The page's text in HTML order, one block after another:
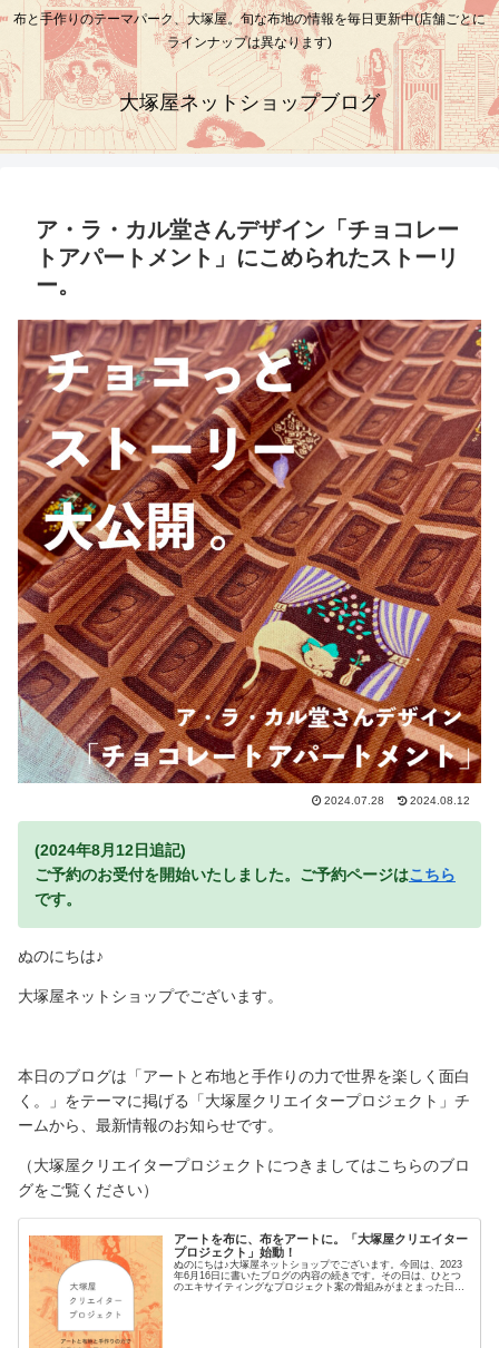
布と手作りのテーマパーク、大塚屋。旬な布地の情報を毎日更新中(店舗ごとに
ラインナップは異なります)
大塚屋ネットショップブログ
ア・ラ・カル堂さんデザイン「チョコレー
トアパートメント」にこめられたストーリ
ー。
2024.07.28 2024.08.12
(2024年8月12日追記)
ご予約のお受付を開始いたしました。ご予約ページはこちら
です。
ぬのにちは♪
大塚屋ネットショップでございます。
本日のブログは「アートと布地と手作りの力で世界を楽しく面白
く。」をテーマに掲げる「大塚屋クリエイタープロジェクト」チ
ームから、最新情報のお知らせです。
（大塚屋クリエイタープロジェクトにつきましてはこちらのブロ
グをご覧ください）
アートを布に、布をアートに。「大塚屋クリエイター
プロジェクト」始動！
ぬのにちは♪大塚屋ネットショップでございます。今回は、2023
年6月16日に書いたブログの内容の続きです。その日は、ひとつ
のエキサイティングなプロジェクト案の骨組みがまとまった日で